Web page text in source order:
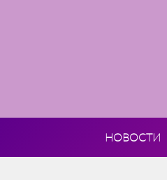
НОВОСТИ